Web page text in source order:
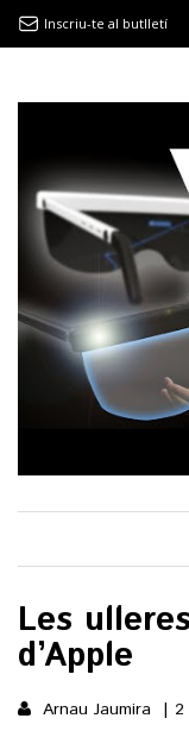
“LA VIDA ÉS
EL
Inscriu-te al butlletí
Les
d’Apple
Arnau Jaumira